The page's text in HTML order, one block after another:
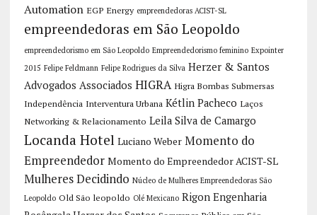
Automation EGP Energy empreendedoras ACIST-SL
empreendedoras em São Leopoldo
empreendedorismo em São Leopoldo Empreendedorismo feminino Expointer
2015 Felipe Feldmann Felipe Rodrigues da Silva Herzer & Santos
Advogados Associados HIGRA Higra Bombas Submersas
Independência Interventura Urbana Kétlin Pacheco Laços
Networking & Relacionamento Leila Silva de Camargo
Locanda Hotel Luciano Weber Momento do
Empreendedor Momento do Empreendedor ACIST-SL
Mulheres Decidindo Núcleo de Mulheres Empreendedoras São
Leopoldo Old São leopoldo Olé Mexicano Rigon Engenharia